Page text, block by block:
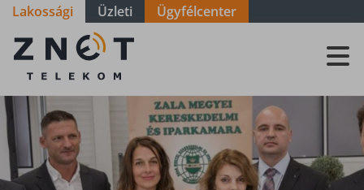
Lakossági Üzleti Ügyfélcenter
ZNET
Telekom, a
távközlési
szolgáltató